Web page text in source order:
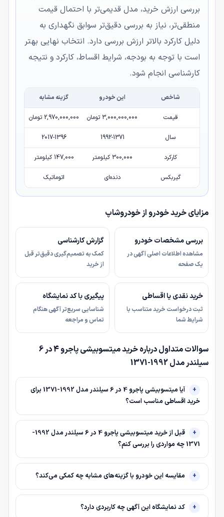
بررسی ارزش خرید، مدل قدیمی‌تر با احتمال قیمت
منطقی‌تر، نیاز به بررسی دقیق‌تر سوابق نگهداری به
دلیل کارکرد بالاتر ارزش بررسی دارد. انتخاب نهایی بهتر
است با توجه به بودجه، شرایط اقساط، کارکرد و نتیجه
کارشناسی انجام شود.
شاخص این خودرو گزینه مشابه
قیمت 3,000,000,000 تومان 2,970,000,000 تومان
سال 1992-1371
2017-1396
کارکرد 300,000 کیلومتر 147,000 کیلومتر
گیربکس دنده‌ای اتوماتیک
مزایای خرید خودرو از خودروشاپ
بررسی مشخصات خودرو
مشاهده اطلاعات اصلی آگهی در
یک صفحه
گزارش کارشناسی
کمک به تصمیم‌گیری دقیق‌تر قبل
از خرید
خرید نقدی یا اقساطی
ثبت درخواست خرید متناسب با
شرایط شما
پیگیری با کد نمایشگاه
شناسایی سریع‌تر آگهی هنگام
تماس و مراجعه
سوالات متداول درباره خرید میتسوبیشی پاجرو 4 در 6
سیلندر مدل 1992-1371
آیا میتسوبیشی پاجرو 4 در 6 سیلندر مدل 1992-1371 برای
خرید اقساطی مناسب است؟
قبل از خرید میتسوبیشی پاجرو 4 در 6 سیلندر مدل 1992-
1371 چه مواردی را بررسی کنم؟
مقایسه این خودرو با گزینه‌های مشابه چه کمکی می‌کند؟
کد نمایشگاه این آگهی چه کاربردی دارد؟